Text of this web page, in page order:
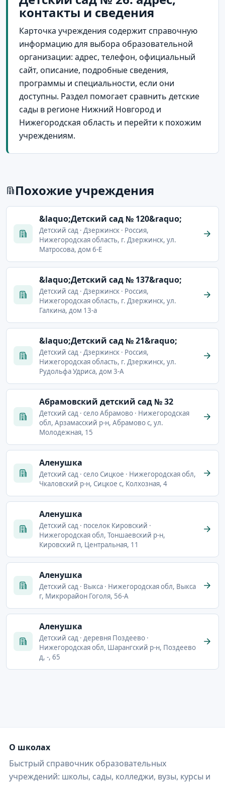
контакты и сведения
Карточка учреждения содержит справочную
информацию для выбора образовательной
организации: адрес, телефон, официальный
сайт, описание, подробные сведения,
программы и специальности, если они
доступны. Раздел помогает сравнить детские
сады в регионе Нижний Новгород и
Нижегородская область и перейти к похожим
учреждениям.
Похожие учреждения
&laquo;Детский сад № 120&raquo;
Детский сад · Дзержинск · Россия,
Нижегородская область, г. Дзержинск, ул.
Матросова, дом 6-Е
&laquo;Детский сад № 137&raquo;
Детский сад · Дзержинск · Россия,
Нижегородская область, г. Дзержинск, ул.
Галкина, дом 13-а
&laquo;Детский сад № 21&raquo;
Детский сад · Дзержинск · Россия,
Нижегородская область, г. Дзержинск, ул.
Рудольфа Удриса, дом 3-А
Абрамовский детский сад № 32
Детский сад · село Абрамово · Нижегородская
обл, Арзамасский р-н, Абрамово с, ул.
Молодежная, 15
Аленушка
Детский сад · село Сицкое · Нижегородская обл,
Чкаловский р-н, Сицкое с, Колхозная, 4
Аленушка
Детский сад · поселок Кировский ·
Нижегородская обл, Тоншаевский р-н,
Кировский п, Центральная, 11
Аленушка
Детский сад · Выкса · Нижегородская обл, Выкса
г, Микрорайон Гоголя, 56-А
Аленушка
Детский сад · деревня Поздеево ·
Нижегородская обл, Шарангский р-н, Поздеево
д, -, 65
О школах
Быстрый справочник образовательных
учреждений: школы, сады, колледжи, вузы, курсы и